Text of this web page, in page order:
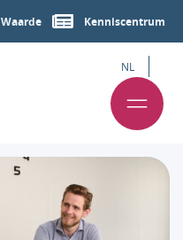
Kenniscentrum
NL